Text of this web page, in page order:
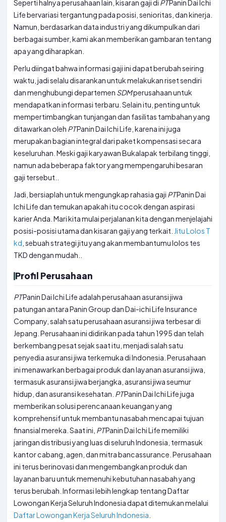
Seperti halnya perusahaan lain, kisaran gaji di PTPanin Dai Ichi
Life bervariasi tergantung pada posisi, senioritas, dan kinerja.
Namun, berdasarkan data industri yang dikumpulkan dari
berbagai sumber, kami akan memberikan gambaran tentang
apa yang diharapkan.
Perlu diingat bahwa informasi gaji ini dapat berubah seiring
waktu, jadi selalu disarankan untuk melakukan riset sendiri
dan menghubungi departemen SDMperusahaan untuk
mendapatkan informasi terbaru. Selain itu, penting untuk
mempertimbangkan tunjangan dan fasilitas tambahan yang
ditawarkan oleh PTPanin Dai Ichi Life, karena ini juga
merupakan bagian integral dari paket kompensasi secara
keseluruhan. Meski gaji karyawan Bukalapak terbilang tinggi,
namun ada beberapa faktor yang mempengaruhi besaran
gaji tersebut..
Jadi, bersiaplah untuk mengungkap rahasia gaji PTPanin Dai
Ichi Life dan temukan apakah itu cocok dengan aspirasi
karier Anda. Mari kita mulai perjalanan kita dengan menjelajahi
posisi-posisi utama dan kisaran gaji yang terkait. Jitu Lolos T
kd , sebuah strategi jitu yang akan membantumu lolos tes
TKD dengan mudah..
Profil Perusahaan
PTPanin Dai Ichi Life adalah perusahaan asuransi jiwa
patungan antara Panin Group dan Dai-ichi Life Insurance
Company, salah satu perusahaan asuransi jiwa terbesar di
Jepang. Perusahaan ini didirikan pada tahun 1995 dan telah
berkembang pesat sejak saat itu, menjadi salah satu
penyedia asuransi jiwa terkemuka di Indonesia. Perusahaan
ini menawarkan berbagai produk dan layanan asuransi jiwa,
termasuk asuransi jiwa berjangka, asuransi jiwa seumur
hidup, dan asuransi kesehatan. PTPanin Dai Ichi Life juga
memberikan solusi perencanaan keuangan yang
komprehensif untuk membantu nasabah mencapai tujuan
finansial mereka. Saat ini, PTPanin Dai Ichi Life memiliki
jaringan distribusi yang luas di seluruh Indonesia, termasuk
kantor cabang, agen, dan mitra bancassurance. Perusahaan
ini terus berinovasi dan mengembangkan produk dan
layanan baru untuk memenuhi kebutuhan nasabah yang
terus berubah. Informasi lebih lengkap tentang Daftar
Lowongan Kerja Seluruh Indonesia dapat ditemukan melalui
Daftar Lowongan Kerja Seluruh Indonesia